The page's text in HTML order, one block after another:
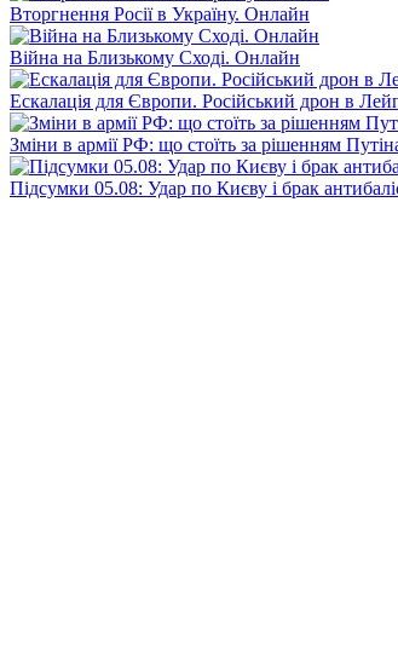
Вторгнення Росії в Україну. Онлайн
Війна на Близькому Сході. Онлайн
Ескалація для Європи. Російський дрон в
Зміни в армії РФ: що стоїть за рішенням
Підсумки 05.08: Удар по Києву і брак